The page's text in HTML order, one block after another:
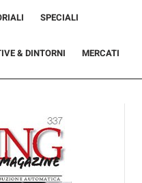
SPECIALI
& DINTORNI MERCATI